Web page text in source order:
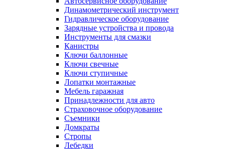
Динамометрический инструмент
Гидравлическое оборудование
Зарядные устройства и провода
Инструменты для смазки
Канистры
Ключи баллонные
Ключи свечные
Ключи ступичные
Лопатки монтажные
Мебель гаражная
Принадлежности для авто
Страховочное оборудование
Съемники
Домкраты
Стропы
Лебедки